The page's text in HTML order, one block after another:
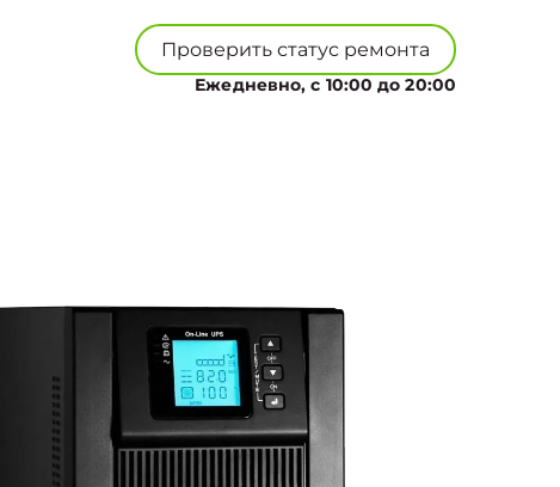
Проверить статус ремонта
Ежедневно, с 10:00 до 20:00